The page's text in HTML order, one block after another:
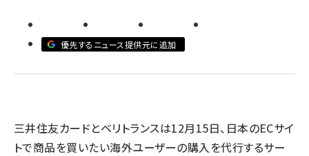
ビィ・フォアード (778)
優先するニュース提供元に追加
三井住友カードとベリトランスは12月15日、日本のECサイ
トで商品を買いたい海外ユーザーの購入を代行するサー